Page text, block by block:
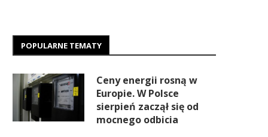
POPULARNE TEMATY
Ceny energii rosną w
Europie. W Polsce
sierpień zaczął się od
mocnego odbicia